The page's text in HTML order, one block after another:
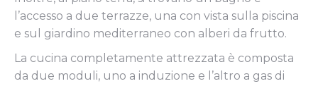
l’accesso a due terrazze, una con vista sulla piscina
e sul giardino mediterraneo con alberi da frutto.
La cucina completamente attrezzata è composta
da due moduli, uno a induzione e l’altro a gas di